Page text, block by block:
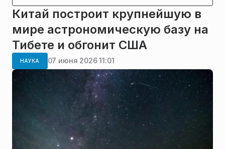
Китай построит крупнейшую в
мире астрономическую базу на
Тибете и обгонит США
НАУКА 07 июня 2026 11:01